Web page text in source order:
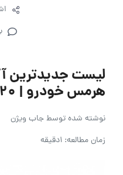
لیست جدیدترین
هرمس خودرو | ۲۰ خرداد ۱۴۰۵
نوشته شده توسطجاب ویژن
زمان مطالعه: 1دقیقه